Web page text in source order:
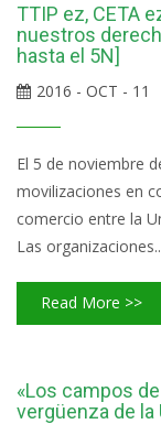
TTIP ez, CETA
nuestros
hasta el 5N]
2016 - OCT - 11
El 5 de noviembre
movilizaciones en
comercio entre la
Las
Read More >>
«Los campos
vergüenza de la